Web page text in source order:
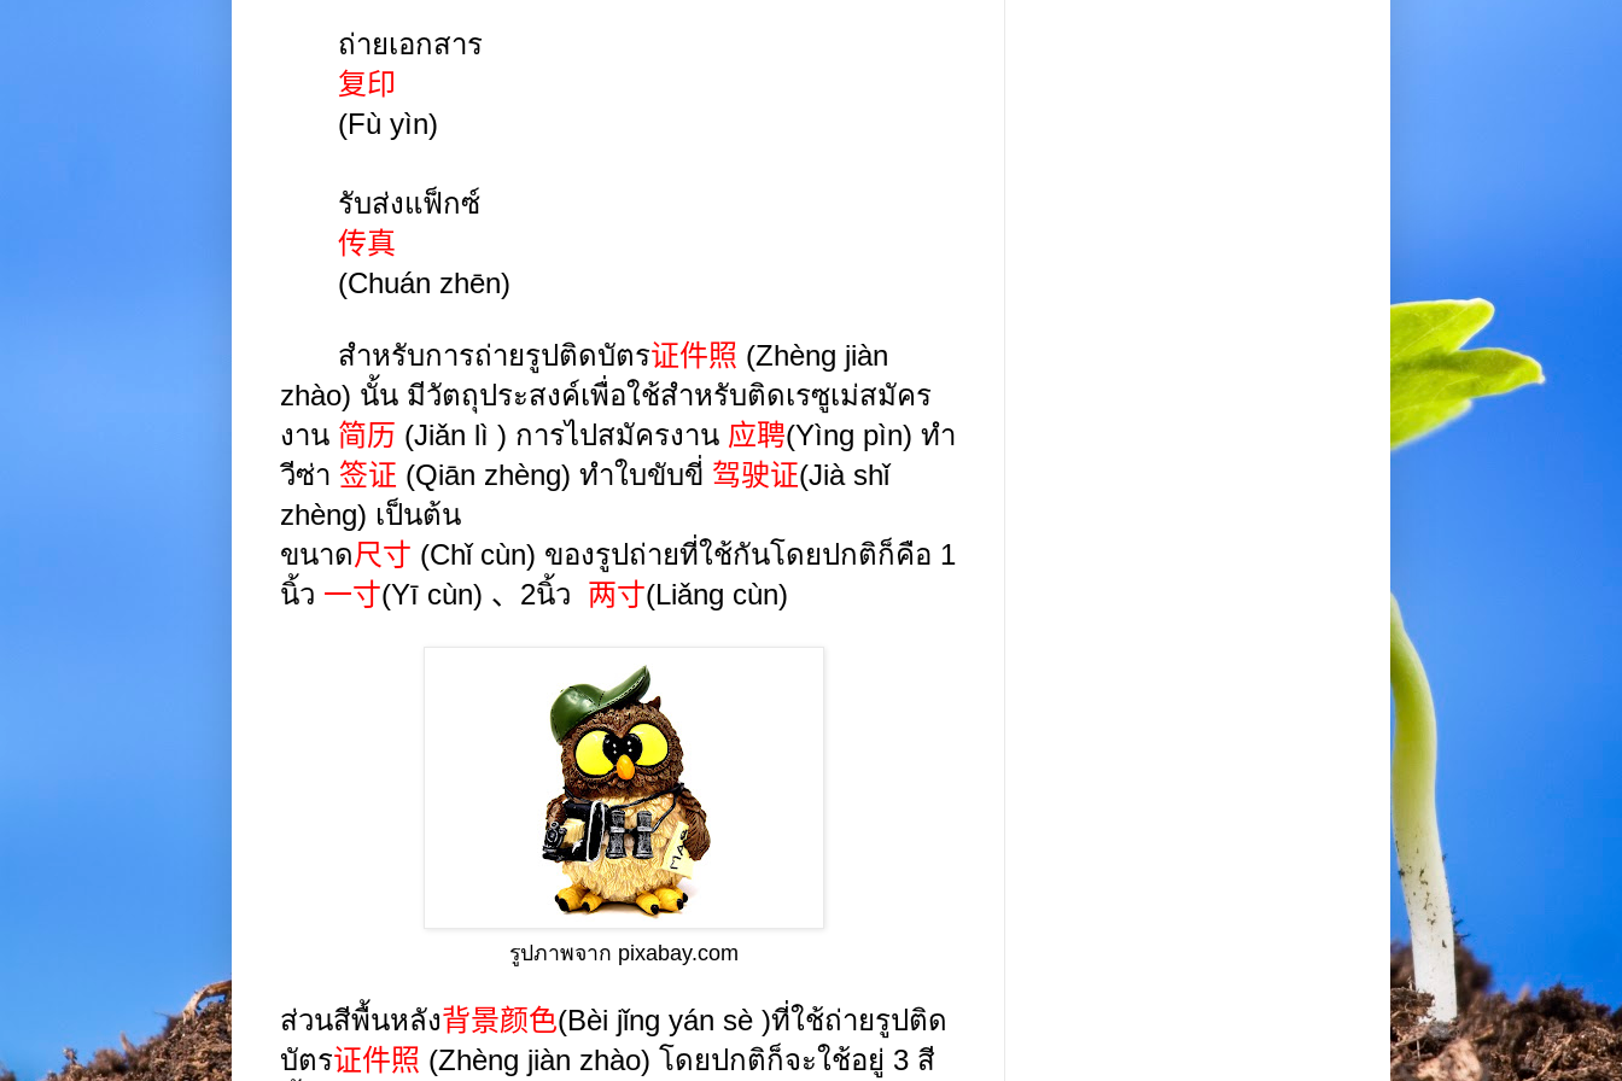
ถ่ายเอกสาร
复印
(Fù yìn)
รับส่งแฟ็กซ์
传真
(Chuán zhēn)
สำหรับการถ่ายรูปติดบัตร证件照 (Zhèng jiàn
zhào) นั้น มีวัตถุประสงค์เพื่อใช้สำหรับติดเรซูเม่สมัคร
งาน 简历 (Jiǎn lì ) การไปสมัครงาน 应聘(Yìng pìn) ทำ
วีซ่า 签证 (Qiān zhèng) ทำใบขับขี่ 驾驶证(Jià shǐ
zhèng) เป็นต้น
ขนาด尺寸 (Chǐ cùn) ของรูปถ่ายที่ใช้กันโดยปกติก็คือ 1
นิ้ว 一寸(Yī cùn) 、 2นิ้ว 两寸(Liǎng cùn)
รูปภาพจาก pixabay.com
ส่วนสีพื้นหลัง背景颜色(Bèi jǐng yán sè )ที่ใช้ถ่ายรูปติด
บัตร证件照 (Zhèng jiàn zhào) โดยปกติก็จะใช้อยู่ 3 สี